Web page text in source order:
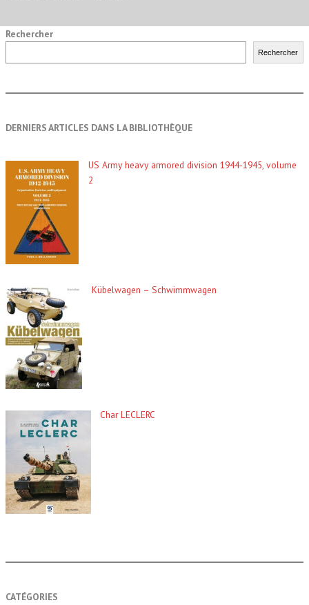
Rechercher
Rechercher
DERNIERS ARTICLES DANS LA BIBLIOTHÈQUE
US Army heavy armored division 1944-1945, volume
2
Kübelwagen – Schwimmwagen
Char LECLERC
CATÉGORIES